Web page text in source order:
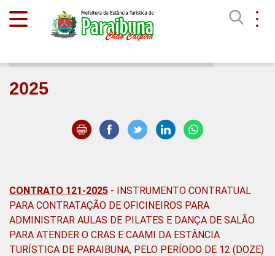
2025
CONTRATO 121-2025 - INSTRUMENTO CONTRATUAL
PARA CONTRATAÇÃO DE OFICINEIROS PARA
ADMINISTRAR AULAS DE PILATES E DANÇA DE SALÃO
PARA ATENDER O CRAS E CAAMI DA ESTÂNCIA
TURÍSTICA DE PARAIBUNA, PELO PERÍODO DE 12 (DOZE)